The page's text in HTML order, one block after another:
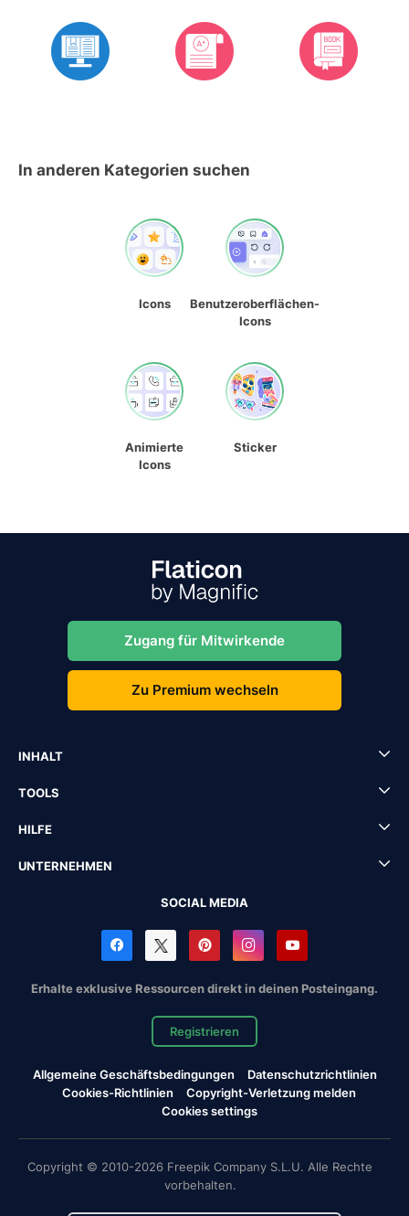
In anderen Kategorien suchen
Icons
Benutzeroberflächen-
Icons
Animierte
Icons
Sticker
Zugang für Mitwirkende
Zu Premium wechseln
INHALT
TOOLS
HILFE
UNTERNEHMEN
SOCIAL MEDIA
Erhalte exklusive Ressourcen direkt in deinen Posteingang.
Registrieren
Allgemeine Geschäftsbedingungen
Datenschutzrichtlinien
Cookies-Richtlinien
Copyright-Verletzung melden
Cookies settings
Copyright © 2010-2026 Freepik Company S.L.U. Alle Rechte
vorbehalten.